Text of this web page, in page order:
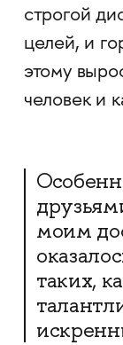
строгой
целей, и
этому
человек и
моим
таких,